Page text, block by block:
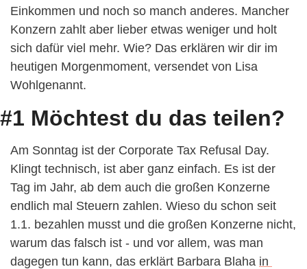
Einkommen und noch so manch anderes. Mancher
Konzern zahlt aber lieber etwas weniger und holt
sich dafür viel mehr. Wie? Das erklären wir dir im
heutigen Morgenmoment, versendet von Lisa
Wohlgenannt.
#1 Möchtest du das teilen?
Am Sonntag ist der Corporate Tax Refusal Day.
Klingt technisch, ist aber ganz einfach. Es ist der
Tag im Jahr, ab dem auch die großen Konzerne
endlich mal Steuern zahlen. Wieso du schon seit
1.1. bezahlen musst und die großen Konzerne nicht,
warum das falsch ist - und vor allem, was man
dagegen tun kann, das erklärt Barbara Blaha in